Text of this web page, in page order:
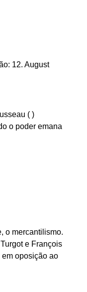
12. August
( )
o poder emana
o mercantilismo.
e François
oposição ao